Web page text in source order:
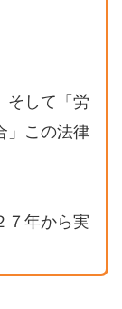
そして「労
」この法律
７年から実